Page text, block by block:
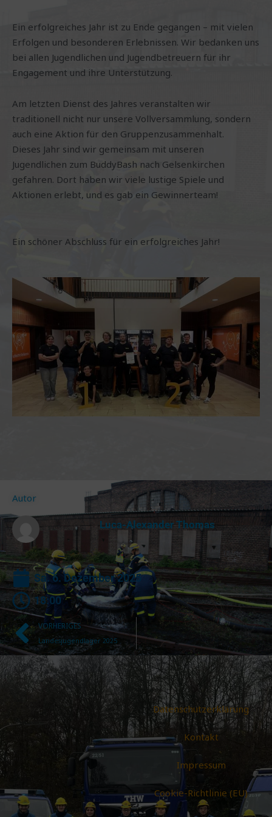
Ein erfolgreiches Jahr ist zu Ende gegangen – mit vielen
Erfolgen und besonderen Erlebnissen. Wir bedanken uns
bei allen Jugendlichen und Jugendbetreuern für ihr
Engagement und ihre Unterstützung.
Am letzten Dienst des Jahres veranstalten wir
traditionell nicht nur unsere Vollversammlung, sondern
auch eine Aktion für den Gruppenzusammenhalt.
Dieses Jahr sind wir gemeinsam mit unseren
Jugendlichen zum BuddyBash nach Gelsenkirchen
gefahren. Dort haben wir viele lustige Spiele und
Aktionen erlebt, und es gab ein Gewinnerteam!
Ein schöner Abschluss für ein erfolgreiches Jahr!
Autor
Luca-Alexander Thomas
Sa. 6. Dezember 2025
18:00
Prev
VORHERIGES
Landesjugendlager 2025
Datenschutzerklärung
Kontakt
Impressum
Cookie-Richtlinie (EU)